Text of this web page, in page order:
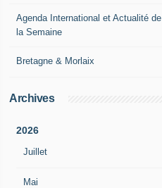
Agenda International et Actualité de
la Semaine
Bretagne & Morlaix
Archives
2026
Juillet
Mai